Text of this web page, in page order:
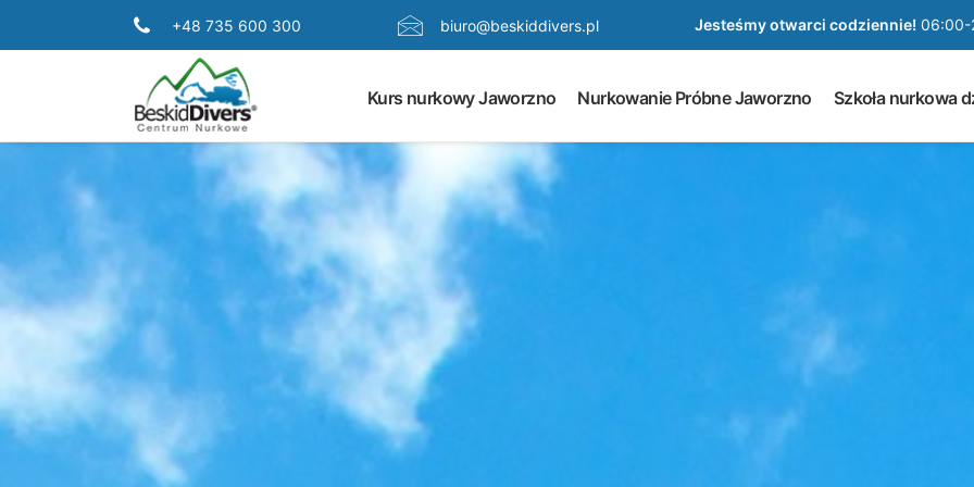
+48 735 600 300 biuro@beskiddivers.pl Jesteśmy otwarci codziennie! 06:00-
Kurs nurkowy Jaworzno Nurkowanie Próbne Jaworzno Szkoła nurkowa